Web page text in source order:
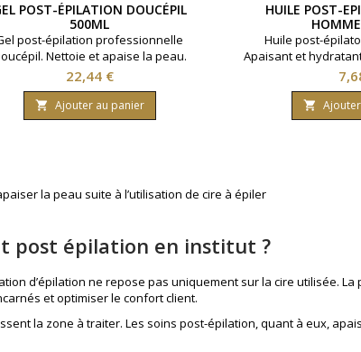
POST-ÉPILATION DOUCÉPIL
500ML
post-épilation professionnelle
Nettoie et apaise la peau.
Contenance 500ml.
Prix
22,44 €
 Ajouter au panier
HUILE POST-
Huile post-
Apaisant et
Prix

la peau suite à l’utilisation de cire à épiler
post épilation en institut ?
d’épilation ne repose pas uniquement sur la cire utilisée.
et optimiser le confort client.
la zone à traiter. Les soins post-épilation, quant à eux,